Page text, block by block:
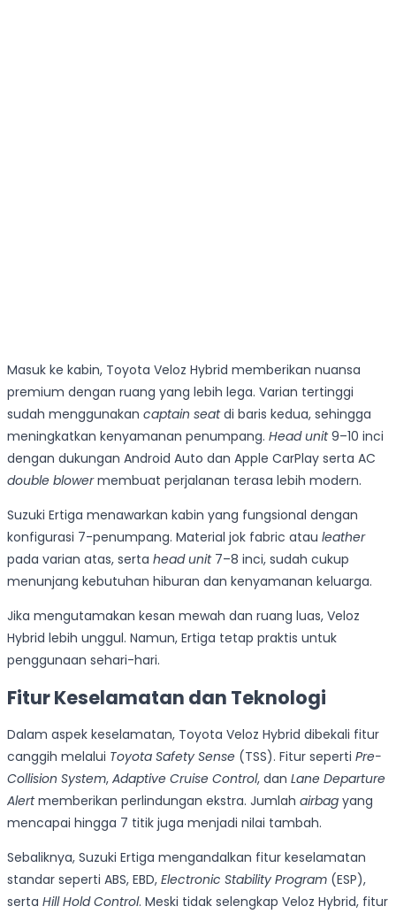
Masuk ke kabin, Toyota Veloz Hybrid memberikan nuansa
premium dengan ruang yang lebih lega. Varian tertinggi
sudah menggunakan captain seatdi baris kedua, sehingga
meningkatkan kenyamanan penumpang. Head unit9–10 inci
dengan dukungan Android Auto dan Apple CarPlay serta AC
double blowermembuat perjalanan terasa lebih modern.
Suzuki Ertiga menawarkan kabin yang fungsional dengan
konfigurasi 7-penumpang. Material jok fabric atau leather
pada varian atas, serta head unit7–8 inci, sudah cukup
menunjang kebutuhan hiburan dan kenyamanan keluarga.
Jika mengutamakan kesan mewah dan ruang luas, Veloz
Hybrid lebih unggul. Namun, Ertiga tetap praktis untuk
penggunaan sehari-hari.
Fitur Keselamatan dan Teknologi
Dalam aspek keselamatan, Toyota Veloz Hybrid dibekali fitur
canggih melalui Toyota Safety Sense (TSS). Fitur seperti Pre-
Collision System, Adaptive Cruise Control, dan Lane Departure
Alertmemberikan perlindungan ekstra. Jumlah airbag yang
mencapai hingga 7 titik juga menjadi nilai tambah.
Sebaliknya, Suzuki Ertiga mengandalkan fitur keselamatan
standar seperti ABS, EBD, Electronic Stability Program (ESP),
serta Hill Hold Control. Meski tidak selengkap Veloz Hybrid, fitur